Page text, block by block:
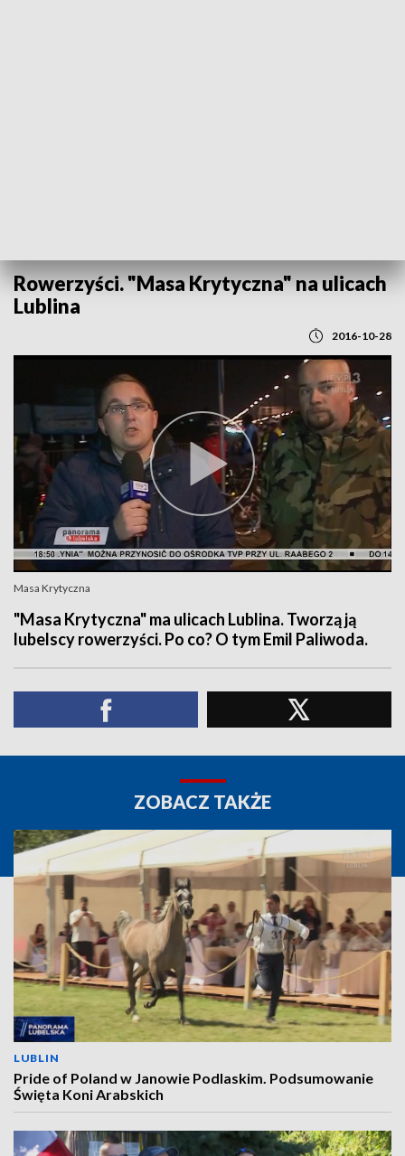
Rowerzyści. "Masa Krytyczna" na ulicach
Lublina
2016-10-28
Masa Krytyczna
"Masa Krytyczna" ma ulicach Lublina. Tworzą ją
lubelscy rowerzyści. Po co? O tym Emil Paliwoda.
ZOBACZ TAKŻE
LUBLIN
Pride of Poland w Janowie Podlaskim. Podsumowanie
Święta Koni Arabskich